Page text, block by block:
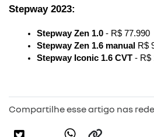
Stepway 2023:
Stepway Zen 1.0 - R$ 77.990
Stepway Zen 1.6 manual R$
Stepway Iconic 1.6 CVT - R$
Compartilhe esse artigo nas